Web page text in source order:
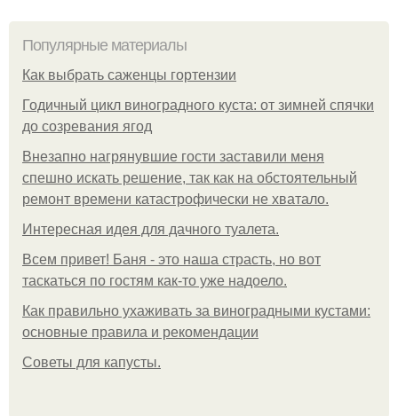
Популярные материалы
Как выбрать саженцы гортензии
Годичный цикл виноградного куста: от зимней спячки
до созревания ягод
Внезапно нагрянувшие гости заставили меня
спешно искать решение, так как на обстоятельный
ремонт времени катастрофически не хватало.
Интересная идея для дачного туалета.
Всем привет! Баня - это наша страсть, но вот
таскаться по гостям как-то уже надоело.
Как правильно ухаживать за виноградными кустами:
основные правила и рекомендации
Советы для капусты.